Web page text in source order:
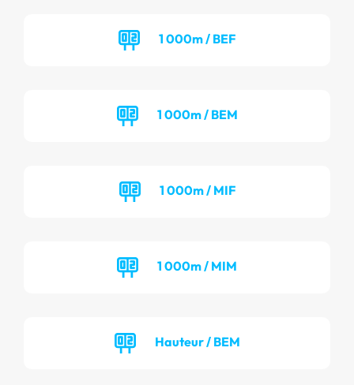
1 000m / BEF
1 000m / BEM
1 000m / MIF
1 000m / MIM
Hauteur / BEM